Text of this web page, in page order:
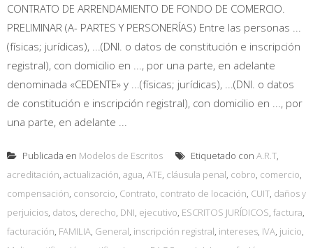
CONTRATO DE ARRENDAMIENTO DE FONDO DE COMERCIO.
PRELIMINAR (A- PARTES Y PERSONERÍAS) Entre las personas ...
(físicas; jurídicas), ...(DNI. o datos de constitución e inscripción
registral), con domicilio en ..., por una parte, en adelante
denominada «CEDENTE» y ...(físicas; jurídicas), ...(DNI. o datos
de constitución e inscripción registral), con domicilio en ..., por
una parte, en adelante ...
Publicada en Modelos de Escritos Etiquetado con A.R.T,
acreditación, actualización, agua, ATE, cláusula penal, cobro, comercio,
compensación, consorcio, Contrato, contrato de locación, CUIT, daños y
perjuicios, datos, derecho, DNI, ejecutivo, ESCRITOS JURÍDICOS, factura,
facturación, FAMILIA, General, inscripción registral, intereses, IVA, juicio,